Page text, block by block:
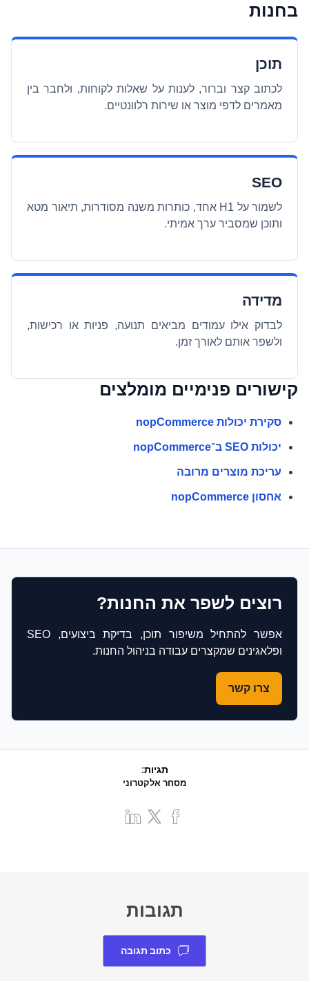
בחנות
תוכן
לכתוב קצר וברור, לענות על שאלות לקוחות, ולחבר בין
מאמרים לדפי מוצר או שירות רלוונטיים.
SEO
לשמור על H1 אחד, כותרות משנה מסודרות, תיאור מטא
ותוכן שמסביר ערך אמיתי.
מדידה
לבדוק אילו עמודים מביאים תנועה, פניות או רכישות,
ולשפר אותם לאורך זמן.
קישורים פנימיים מומלצים
סקירת יכולות nopCommerce
יכולות SEO ב־nopCommerce
עריכת מוצרים מרובה
אחסון nopCommerce
רוצים לשפר את החנות?
אפשר להתחיל משיפור תוכן, בדיקת ביצועים, SEO
ופלאגינים שמקצרים עבודה בניהול החנות.
צרו קשר
תגיות:
מסחר אלקטרוני
תגובות
כתוב תגובה